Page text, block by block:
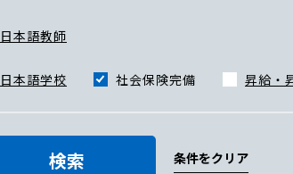
日本語教師
日本語学校 社会保険完備 昇給・
検索 条件をクリア